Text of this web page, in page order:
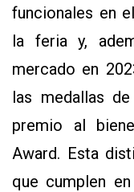
funcionales en
la feria y,
mercado en
las medallas
premio al
Award. Esta
que cumplen